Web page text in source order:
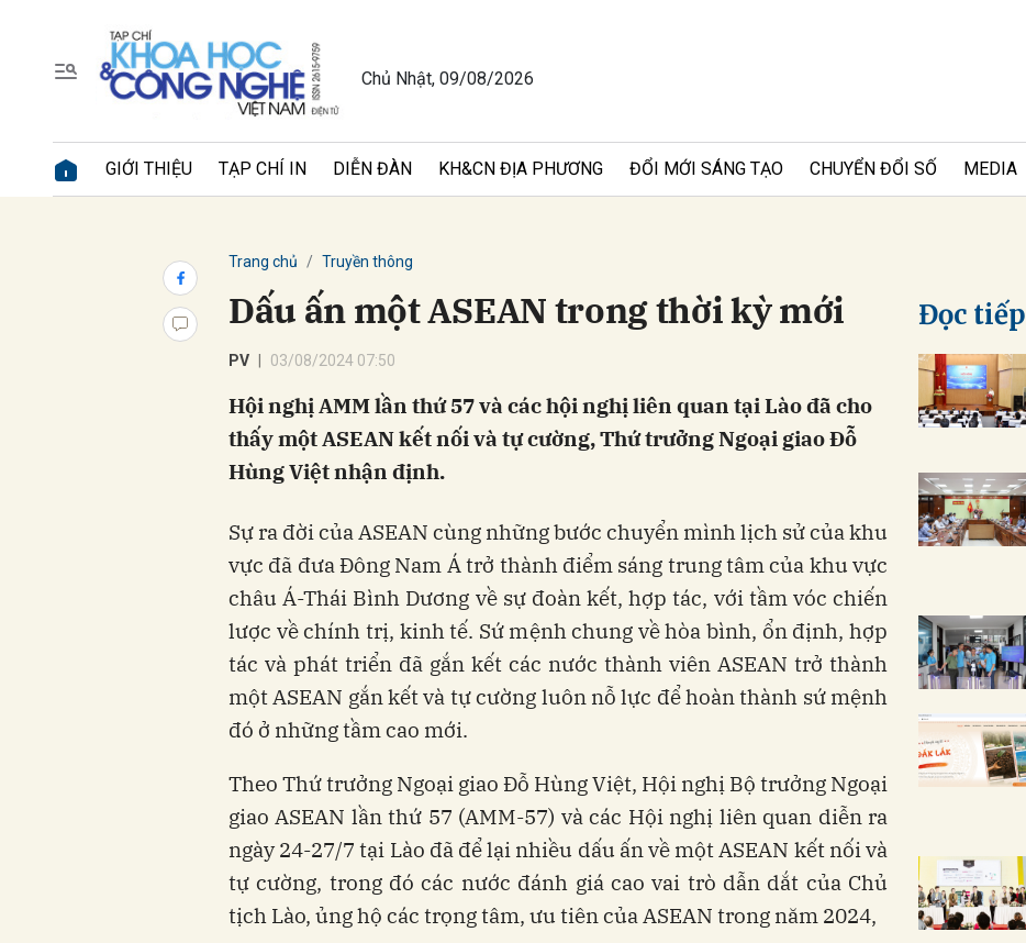
Chủ Nhật, 09/08/2026
GIỚI THIỆU TẠP CHÍ IN DIỄN ĐÀN KH&CN ĐỊA PHƯƠNG ĐỔI MỚI SÁNG TẠO CHUYỂN ĐỔI SỐ MEDIA
Trang chủ Truyền thông
Dấu ấn một ASEAN trong thời kỳ mới
PV 03/08/2024 07:50
Hội nghị AMM lần thứ 57 và các hội nghị liên quan tại Lào đã cho
thấy một ASEAN kết nối và tự cường, Thứ trưởng Ngoại giao Đỗ
Hùng Việt nhận định.
Sự ra đời của ASEAN cùng những bước chuyển mình lịch sử của khu
vực đã đưa Đông Nam Á trở thành điểm sáng trung tâm của khu vực
châu Á-Thái Bình Dương về sự đoàn kết, hợp tác, với tầm vóc chiến
lược về chính trị, kinh tế. Sứ mệnh chung về hòa bình, ổn định, hợp
tác và phát triển đã gắn kết các nước thành viên ASEAN trở thành
một ASEAN gắn kết và tự cường luôn nỗ lực để hoàn thành sứ mệnh
đó ở những tầm cao mới.
Theo Thứ trưởng Ngoại giao Đỗ Hùng Việt, Hội nghị Bộ trưởng Ngoại
giao ASEAN lần thứ 57 (AMM-57) và các Hội nghị liên quan diễn ra
ngày 24-27/7 tại Lào đã để lại nhiều dấu ấn về một ASEAN kết nối và
tự cường, trong đó các nước đánh giá cao vai trò dẫn dắt của Chủ
tịch Lào, ủng hộ các trọng tâm, ưu tiên của ASEAN trong năm 2024,
Đọc tiếp
Gửi